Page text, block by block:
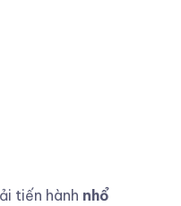
tiến hành nhổ